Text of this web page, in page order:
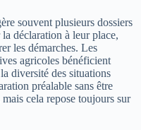
souvent plusieurs dossiers
déclaration à leur place,
les démarches. Les
agricoles bénéficient
diversité des situations
préalable sans être
cela repose toujours sur